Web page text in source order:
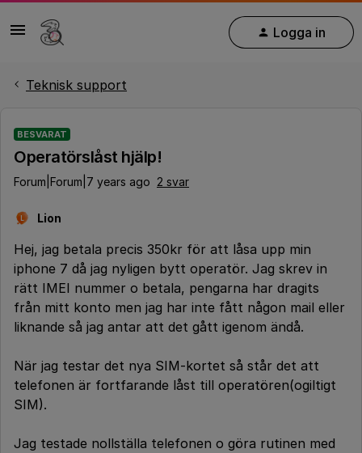
Logga in
Teknisk support
BESVARAT
Operatörslåst hjälp!
Forum|Forum|7 years ago 2 svar
Lion
Hej, jag betala precis 350kr för att låsa upp min
iphone 7 då jag nyligen bytt operatör. Jag skrev in
rätt IMEI nummer o betala, pengarna har dragits
från mitt konto men jag har inte fått någon mail eller
liknande så jag antar att det gått igenom ändå.
När jag testar det nya SIM-kortet så står det att
telefonen är fortfarande låst till operatören(ogiltigt
SIM).
Jag testade nollställa telefonen o göra rutinen med